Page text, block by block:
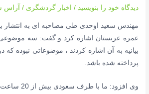
دیدگاه‌ خود را بنویسید / اخبار گردشگری / آراس
مهندس سعید اوحدی طی مصاحبه ای به انتشار
عمره عربستان اشاره کرد و گفت: سه
بیانیه به آن اشاره کردند ، موضوعاتی نبوده که
پرداخته شده باشد.
وی افزود: ما